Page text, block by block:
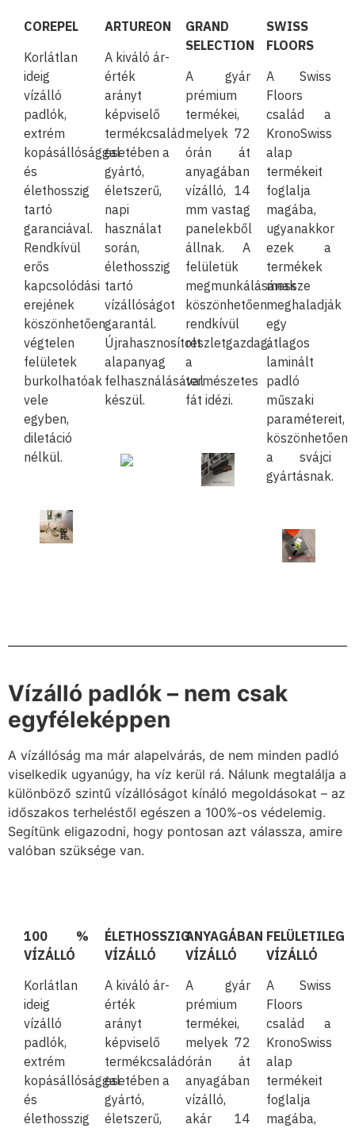
COREPEL
Korlátlan
ideig
vízálló
padlók,
extrém
kopásállósággal
és
élethosszig
tartó
garanciával.
Rendkívül
erős
kapcsolódási
erejének
köszönhetően
végtelen
felületek
burkolhatóak
vele
egyben,
diletáció
nélkül.
ARTUREON
A kiváló ár-
érték
arányt
képviselő
termékcsalád
esetében a
gyártó,
életszerű,
napi
használat
során,
élethosszig
tartó
vízállóságot
garantál.
Újrahasznosított
alapanyag
felhasználásával
készül.
GRAND
SELECTION
A gyár
prémium
termékei,
melyek 72
órán át
anyagában
vízálló, 14
mm vastag
panelekből
állnak. A
felületük
megmunkálásának
köszönhetően
rendkívül
részletgazdag,
a
természetes
fát idézi.
SWISS
FLOORS
A Swiss
Floors
család a
KronoSwiss
alap
termékeit
foglalja
magába,
ugyanakkor
ezek a
termékek
messze
meghaladják
egy
átlagos
laminált
padló
műszaki
paramétereit,
köszönhetően
a svájci
gyártásnak.
Vízálló padlók – nem csak
egyféleképpen
A vízállóság ma már alapelvárás, de nem minden padló
viselkedik ugyanúgy, ha víz kerül rá. Nálunk megtalálja a
különböző szintű vízállóságot kínáló megoldásokat – az
időszakos terheléstől egészen a 100%-os védelemig.
Segítünk eligazodni, hogy pontosan azt válassza, amire
valóban szüksége van.
100 %
VÍZÁLLÓ
Korlátlan
ideig
vízálló
padlók,
extrém
kopásállósággal
és
élethosszig
ÉLETHOSSZIG
VÍZÁLLÓ
A kiváló ár-
érték
arányt
képviselő
termékcsalád
esetében a
gyártó,
életszerű,
ANYAGÁBAN
VÍZÁLLÓ
A gyár
prémium
termékei,
melyek 72
órán át
anyagában
vízálló,
akár 14
FELÜLETILEG
VÍZÁLLÓ
A Swiss
Floors
család a
KronoSwiss
alap
termékeit
foglalja
magába,